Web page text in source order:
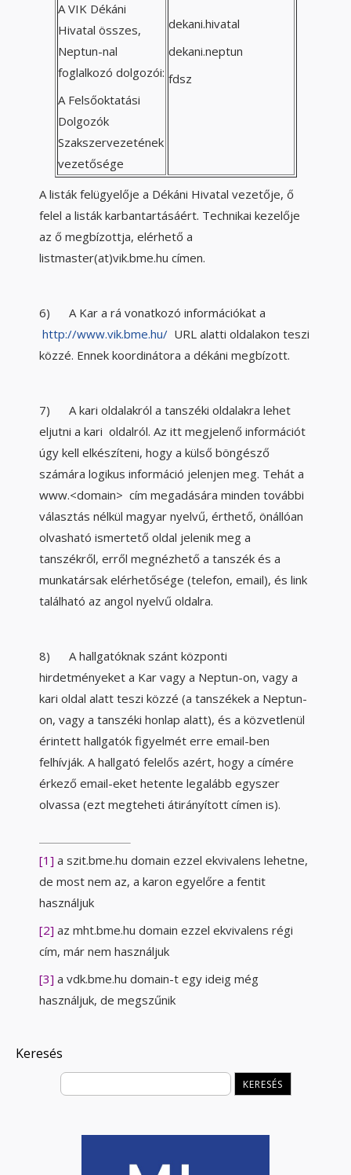
A VIK Dékáni
Hivatal összes,
Neptun-nal
foglalkozó dolgozói:
A Felsőoktatási
Dolgozók
Szakszervezetének
vezetősége
dekani.hivatal
dekani.neptun
fdsz
A listák felügyelője a Dékáni Hivatal vezetője, ő
felel a listák karbantartásáért. Technikai kezelője
az ő megbízottja, elérhető a
listmaster(at)vik.bme.hu címen.
6) A Kar a rá vonatkozó információkat a
http://www.vik.bme.hu/ URL alatti oldalakon teszi
közzé. Ennek koordinátora a dékáni megbízott.
7) A kari oldalakról a tanszéki oldalakra lehet
eljutni a kari oldalról. Az itt megjelenő információt
úgy kell elkészíteni, hogy a külső böngésző
számára logikus információ jelenjen meg. Tehát a
www.<domain> cím megadására minden további
választás nélkül magyar nyelvű, érthető, önállóan
olvasható ismertető oldal jelenik meg a
tanszékről, erről megnézhető a tanszék és a
munkatársak elérhetősége (telefon, email), és link
található az angol nyelvű oldalra.
8) A hallgatóknak szánt központi
hirdetményeket a Kar vagy a Neptun-on, vagy a
kari oldal alatt teszi közzé (a tanszékek a Neptun-
on, vagy a tanszéki honlap alatt), és a közvetlenül
érintett hallgatók figyelmét erre email-ben
felhívják. A hallgató felelős azért, hogy a címére
érkező email-eket hetente legalább egyszer
olvassa (ezt megteheti átirányított címen is).
[1] a szit.bme.hu domain ezzel ekvivalens lehetne,
de most nem az, a karon egyelőre a fentit
használjuk
[2] az mht.bme.hu domain ezzel ekvivalens régi
cím, már nem használjuk
[3] a vdk.bme.hu domain-t egy ideig még
használjuk, de megszűnik
Keresés